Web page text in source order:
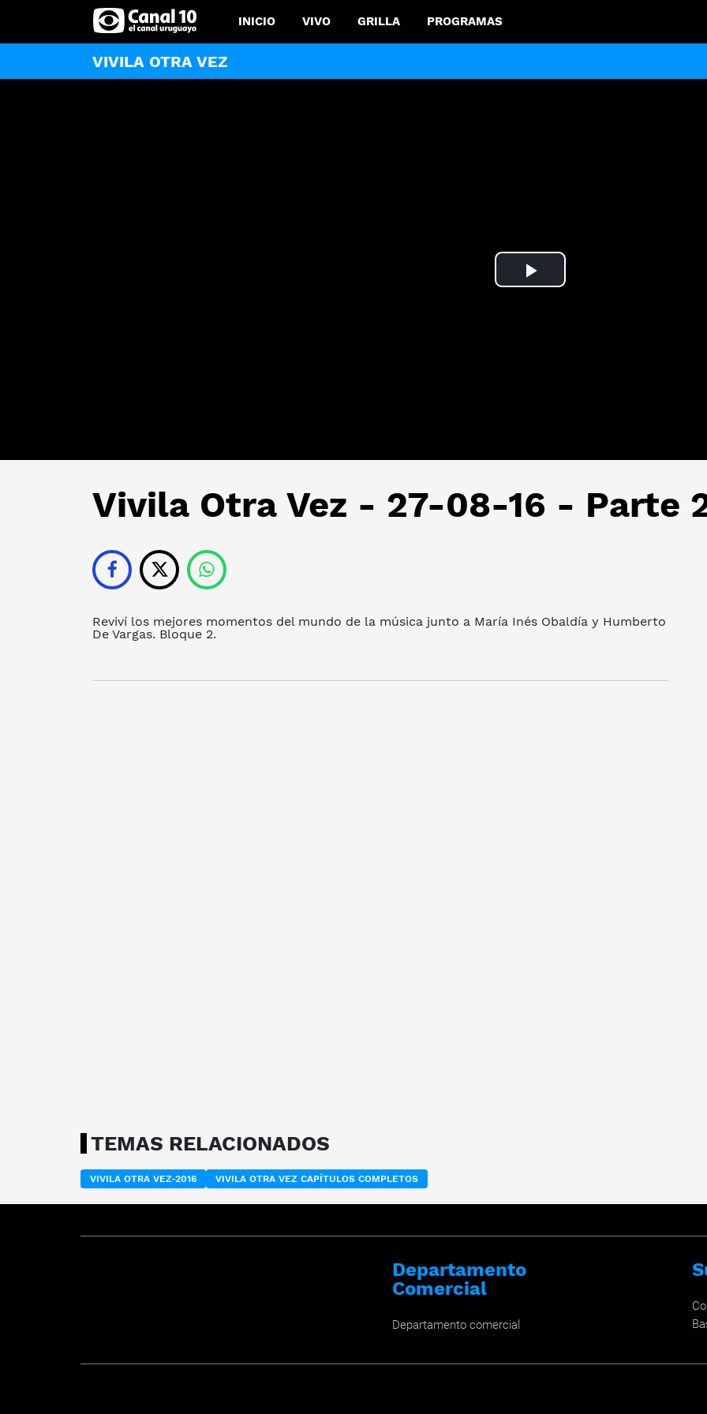
INICIO VIVO GRILLA PROGRAMAS
VIVILA OTRA VEZ
Play
Vivila Otra Vez - 27-08-16 - Parte
Reviví los mejores momentos del mundo de la música junto a María Inés Obaldía y Humberto
De Vargas. Bloque 2.
TEMAS RELACIONADOS
VIVILA OTRA VEZ-2016 VIVILA OTRA VEZ CAPÍTULOS COMPLETOS
Departamento
Comercial
Departamento comercial